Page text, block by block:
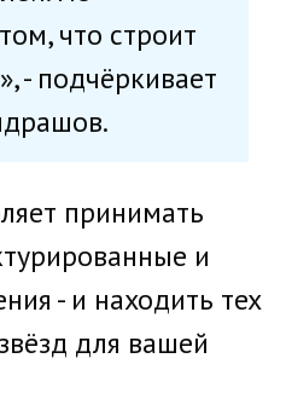
что строит
- подчёркивает
принимать
и
- и находить тех
для вашей